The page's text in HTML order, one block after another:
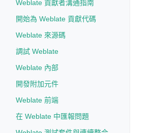
Weblate 貢獻者溝通指南
開始為 Weblate 貢獻代碼
Weblate 來源碼
調試 Weblate
Weblate 內部
開發附加元件
Weblate 前端
在 Weblate 中匯報問題